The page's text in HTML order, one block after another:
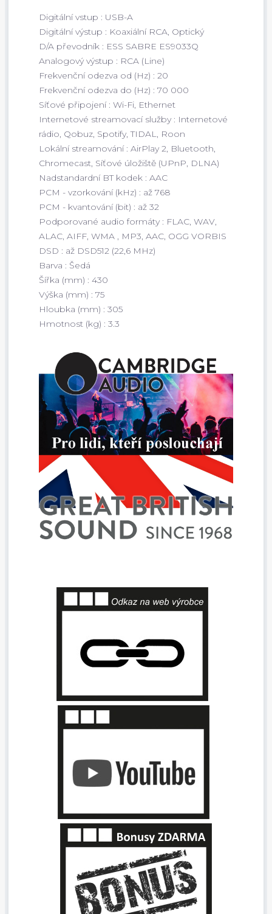
Digitální vstup : USB-A
Digitální výstup : Koaxiální RCA, Optický
D/A převodník : ESS SABRE ES9033Q
Analogový výstup : RCA (Line)
Frekvenční odezva od (Hz) : 20
Frekvenční odezva do (Hz) : 70 000
Síťové připojení : Wi-Fi, Ethernet
Internetové streamovací služby : Internetové
rádio, Qobuz, Spotify, TIDAL, Roon
Lokální streamování : AirPlay 2, Bluetooth,
Chromecast, Síťové úložiště (UPnP, DLNA)
Nadstandardní BT kodek : AAC
PCM - vzorkování (kHz) : až 768
PCM - kvantování (bit) : až 32
Podporované audio formáty : FLAC, WAV,
ALAC, AIFF, WMA , MP3, AAC, OGG VORBIS
DSD : až DSD512 (22,6 MHz)
Barva : Šedá
Šířka (mm) : 430
Výška (mm) : 75
Hloubka (mm) : 305
Hmotnost (kg) : 3.3